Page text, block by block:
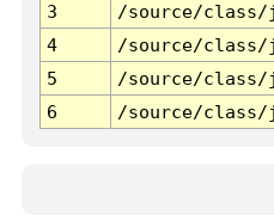
3
/source/class/
4
/source/class/
5
/source/class/
6
/source/class/